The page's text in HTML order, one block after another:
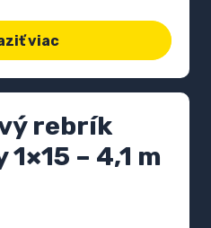
viac
rebrík
– 4,1 m